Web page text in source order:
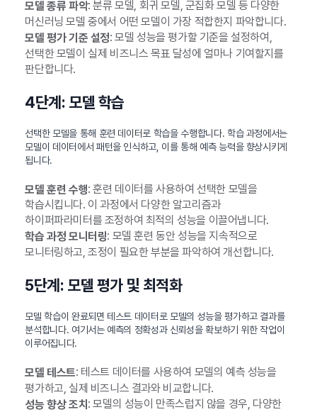
모델 종류 파악: 분류 모델, 회귀 모델, 군집화 모델 등 다양한
머신러닝 모델 중에서 어떤 모델이 가장 적합한지 파악합니다.
모델 평가 기준 설정: 모델 성능을 평가할 기준을 설정하여,
선택한 모델이 실제 비즈니스 목표 달성에 얼마나 기여할지를
판단합니다.
4단계: 모델 학습
선택한 모델을 통해 훈련 데이터로 학습을 수행합니다. 학습 과정에서는
모델이 데이터에서 패턴을 인식하고, 이를 통해 예측 능력을 향상시키게
됩니다.
모델 훈련 수행: 훈련 데이터를 사용하여 선택한 모델을
학습시킵니다. 이 과정에서 다양한 알고리즘과
하이퍼파라미터를 조정하여 최적의 성능을 이끌어냅니다.
학습 과정 모니터링: 모델 훈련 동안 성능을 지속적으로
모니터링하고, 조정이 필요한 부분을 파악하여 개선합니다.
5단계: 모델 평가 및 최적화
모델 학습이 완료되면 테스트 데이터로 모델의 성능을 평가하고 결과를
분석합니다. 여기서는 예측의 정확성과 신뢰성을 확보하기 위한 작업이
이루어집니다.
모델 테스트: 테스트 데이터를 사용하여 모델의 예측 성능을
평가하고, 실제 비즈니스 결과와 비교합니다.
성능 향상 조치 : 모델의 성능이 만족스럽지 않을 경우, 다양한